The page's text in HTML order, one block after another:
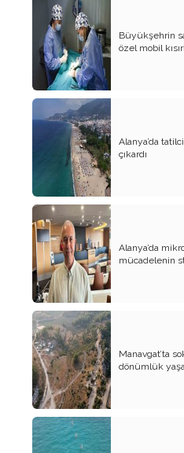
Kreşten Üniversiteye
Binalar ve Zinalar
Altın Takı Mağdurları
Protokol
Modifiye Kadınlar
Evliliğin Anatomisi
Diyanet İşleri Hallet
Mezarcı Hikmet’in
Hikayesi
Neşet Ertaş’ın Anısına
Canım Yurdum
Bu Yazım Sözde
Müslüman Olan
Aileme Duyduğum
Kırtasiye Vurgunu
Dijital Çağın Çocukları
Sıcak, Sıcak Çok Sıcak
Büyükşehrin
özel mobil
Alanya’da
çıkardı
Alanya’da
mücadelenin
Manavgat’ta
dönümlük